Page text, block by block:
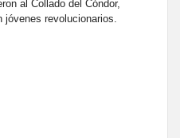
al Collado del Cóndor,
jóvenes revolucionarios.